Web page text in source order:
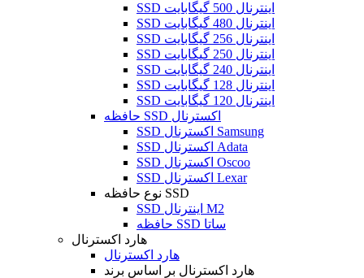
SSD اینترنال 500 گیگابایت
SSD اینترنال 480 گیگابایت
SSD اینترنال 256 گیگابایت
SSD اینترنال 250 گیگابایت
SSD اینترنال 240 گیگابایت
SSD اینترنال 128 گیگابایت
SSD اینترنال 120 گیگابایت
حافظه SSD اکسترنال
SSD اکسترنال Samsung
SSD اکسترنال Adata
SSD اکسترنال Oscoo
SSD اکسترنال Lexar
نوع حافظه SSD
SSD اینترنال M2
حافظه SSD ساتا
هارد اکسترنال
هارد اکسترنال
هارد اکسترنال بر اساس برند